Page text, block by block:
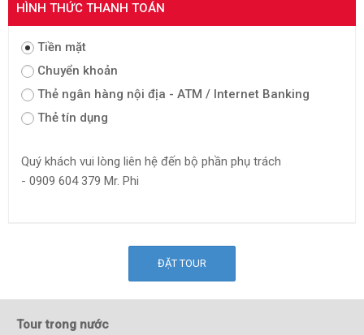
HÌNH THỨC THANH TOÁN
Tiền mặt
Chuyển khoản
Thẻ ngân hàng nội địa - ATM / Internet Banking
Thẻ tín dụng
Quý khách vui lòng liên hệ đến bộ phần phụ trách
- 0909 604 379 Mr. Phi
Tour trong nước